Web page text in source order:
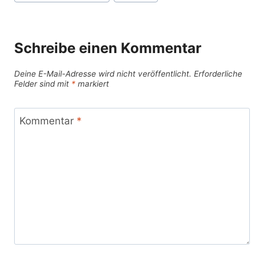
Schreibe einen Kommentar
Deine E-Mail-Adresse wird nicht veröffentlicht. Erforderliche
Felder sind mit * markiert
Kommentar *